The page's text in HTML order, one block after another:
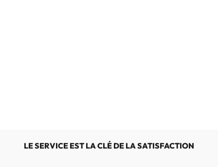
LE SERVICE EST LA CLÉ DE LA SATISFACTION